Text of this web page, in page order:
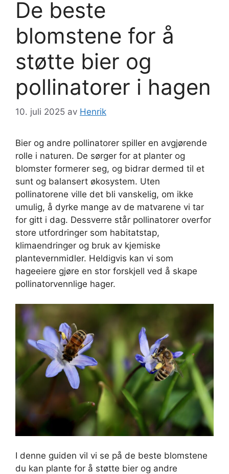
De beste
blomstene for å
støtte bier og
pollinatorer i hagen
10. juli 2025 av Henrik
Bier og andre pollinatorer spiller en avgjørende
rolle i naturen. De sørger for at planter og
blomster formerer seg, og bidrar dermed til et
sunt og balansert økosystem. Uten
pollinatorene ville det bli vanskelig, om ikke
umulig, å dyrke mange av de matvarene vi tar
for gitt i dag. Dessverre står pollinatorer overfor
store utfordringer som habitatstap,
klimaendringer og bruk av kjemiske
plantevernmidler. Heldigvis kan vi som
hageeiere gjøre en stor forskjell ved å skape
pollinatorvennlige hager.
I denne guiden vil vi se på de beste blomstene
du kan plante for å støtte bier og andre